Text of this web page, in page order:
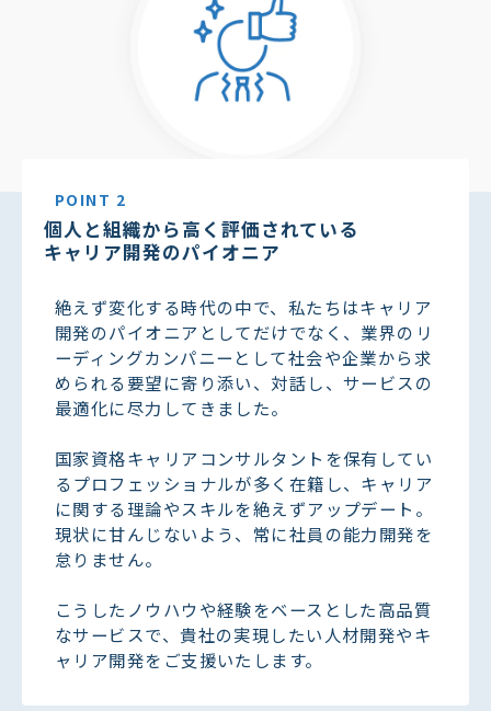
POINT 2
個人と組織から高く評価されている
キャリア開発のパイオニア
絶えず変化する時代の中で、私たちはキャリア
開発のパイオニアとしてだけでなく、業界のリ
ーディングカンパニーとして社会や企業から求
められる要望に寄り添い、対話し、サービスの
最適化に尽力してきました。
国家資格キャリアコンサルタントを保有してい
るプロフェッショナルが多く在籍し、キャリア
に関する理論やスキルを絶えずアップデート。
現状に甘んじないよう、常に社員の能力開発を
怠りません。
こうしたノウハウや経験をベースとした高品質
なサービスで、貴社の実現したい人材開発やキ
ャリア開発をご支援いたします。